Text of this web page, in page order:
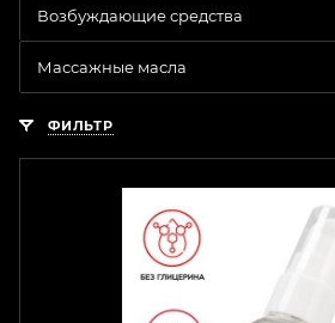
Возбуждающие средства
Массажные масла
ФИЛЬТР